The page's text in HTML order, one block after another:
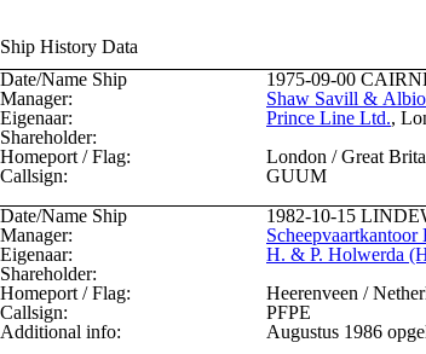
Ship History Data
Date/Name Ship
1975-09-00
Manager:
Shaw Savill &
Eigenaar:
Prince Line Ltd.,
Shareholder:
Homeport / Flag:
London / Great
Callsign:
GUUM
Date/Name Ship
1982-10-15
Manager:
Scheepvaartkantoor
Eigenaar:
H. & P. Holwerda
Shareholder:
Homeport / Flag:
Heerenveen /
Callsign:
PFPE
Additional info:
Augustus 1986